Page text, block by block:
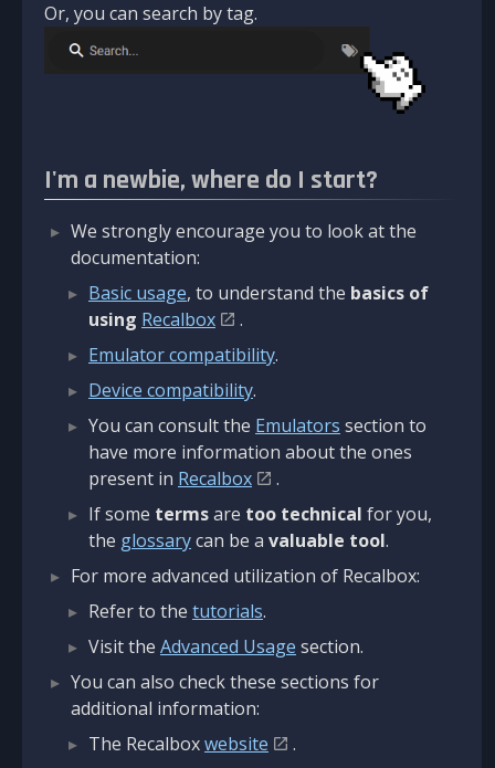
Or, you can search by tag.
I'm a newbie, where do I start?
We strongly encourage you to look at the
documentation:
Basic usage, to understand the basics of
using Recalbox
.
Emulator compatibility.
Device compatibility.
You can consult the Emulators section to
have more information about the ones
present in Recalbox
.
If some termsare too technical for you,
the glossarycan be a valuable tool.
For more advanced utilization of Recalbox:
Refer to the tutorials.
Visit the Advanced Usage section.
You can also check these sections for
additional information:
The Recalboxwebsite
.